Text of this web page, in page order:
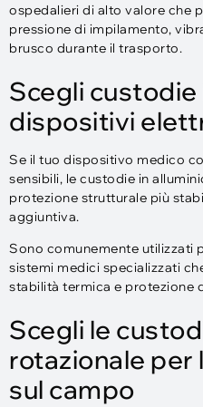
ospedalieri di alto valore che
pressione di impilamento,
brusco durante il trasporto.
Scegli custodie
dispositivi
Se il tuo dispositivo medico
sensibili, le custodie in
protezione strutturale più
aggiuntiva.
Sono comunemente utilizzati
sistemi medici specializzati
stabilità termica e protezione
Scegli le
rotazionale per
sul campo